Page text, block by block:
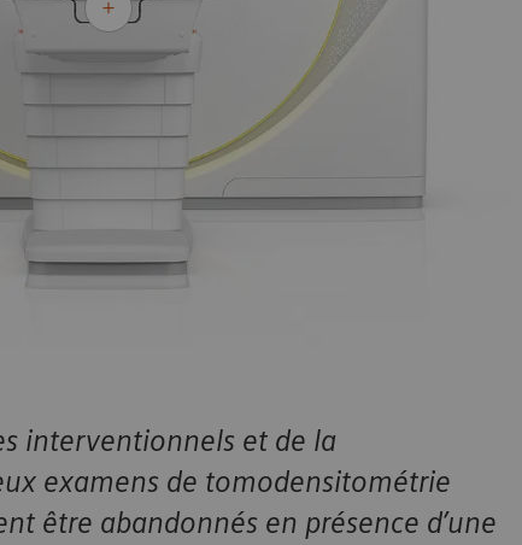
interventionnels et de la
examens de tomodensitométrie
être abandonnés en présence d’une